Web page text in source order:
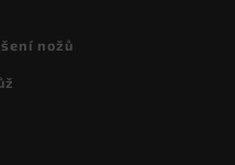
nožů